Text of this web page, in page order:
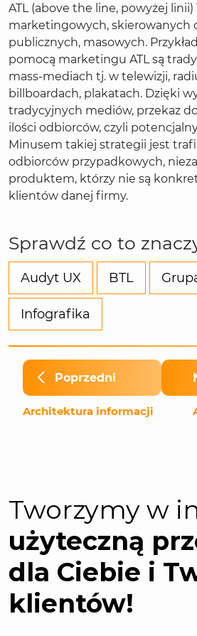
ATL (above the line, powyżej linii)
marketingowych, skierowanych
publicznych, masowych.
pomocą marketingu ATL są
mass-mediach tj. w telewizji,
billboardach, plakatach. Dzięki
tradycyjnych mediów, przekaz
ilości odbiorców, czyli
Minusem takiej strategii jest
odbiorców przypadkowych,
produktem, którzy nie są
klientów danej firmy.
Sprawdź co to
Audyt UX BTL
Infografika
Poprzedni
Architektura informacji